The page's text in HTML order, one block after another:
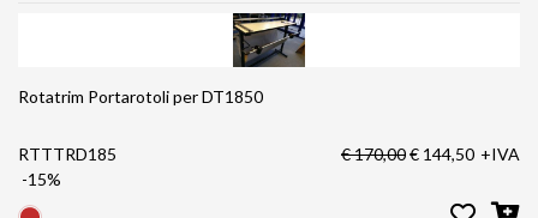
Rotatrim Portarotoli per DT1850
RTTTRD185
-15%
€ 170,00€ 144,50 +IVA